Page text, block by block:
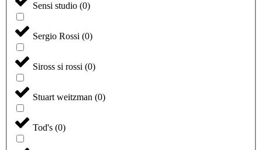
Sensi studio (0)
Sergio Rossi (0)
Siross si rossi (0)
Stuart weitzman (0)
Tod's (0)